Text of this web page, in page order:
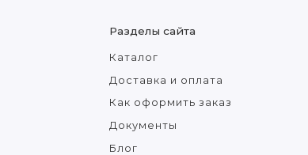
Разделы сайта
Каталог
Доставка и оплата
Как оформить заказ
Документы
Блог